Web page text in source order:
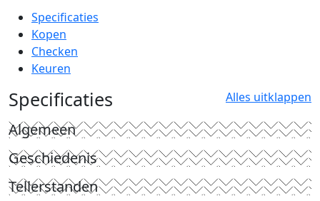
Specificaties
Kopen
Checken
Keuren
Specificaties Alles uitklappen
Algemeen
Geschiedenis
Tellerstanden